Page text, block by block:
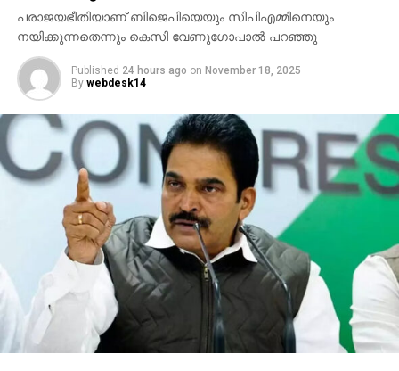
പരാജയഭീതിയാണ് ബിജെപിയെയും സിപിഎമ്മിനെയും
നയിക്കുന്നതെന്നും കെസി വേണുഗോപാല്‍ പറഞ്ഞു
Published 24 hours ago on November 18, 2025
By webdesk14